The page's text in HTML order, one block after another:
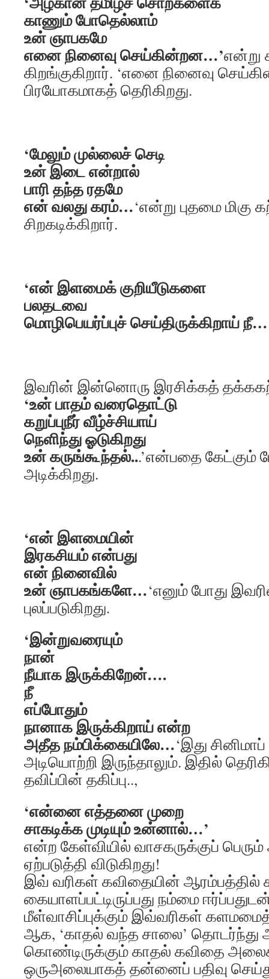
காணும் போதெல்லாம்
உன் ஞாபகமே
எனை நினைவு செய்கின்றன…’என்று
கிறங்குகிறார். ‘எனை நினைவு
பிரயோகமாகத் தெரிகிறது.
‘மேலும் முல்லைச் செடி
உன் இடை என்றால்
பாரி தந்த ரதமே
என் வலது கரம்…‘என்று புதமை மிகு
சிறகடிக்கிறார்.
‘என் இளமைக் குறியீடுகளை
பலதடவை
மொழிபெயர்ப்புச் செய்திருக்கிறாய் நீ…
இவரின் இன்னொரு இரசிக்கத்
‘உன் பாதம் வரைதொட்டு
கறுப்புநீர் வீழ்ச்சியாய்
நெளிந்து ஓடுகிறது
உன் கருங்கூந்தல்...’என்பதை கேட்கும்
அடிக்கிறது.
‘என் இளமையின்
இரகசியம் என்பது
என் நினைவில்
உன் ஞாபகங்களே…‘எனும் போது
புலப்படுகிறது.
‘இன்றுவரையும்
நான்
நீயாக இருக்கிறேன்….
நீ
எப்போதும்
நானாக இருக்கிறாய் என்ற
அதீத நம்பிக்கையிலே…‘இது
அடியொற்றி இருந்தாலும். இதில்
தவிப்பின் தகிப்பு..,
‘என்னை எத்தனை முறை
சாகடிக்க முடியும் உன்னால்…’
என்ற கேள்வியில் வாசகருக்குப்
ஏற்படுத்தி விடுகிறது!
இவ் வரிகள் கவிதையின் ஆரம்பத்தில்
கையாளப்பட்டிருப்பது நம்மை
மீள்வாசிப்புக்கும் இவ்வரிகள்
ஆக, ‘காதல் வந்த சாலை’ தொடர்ந்து
கொண்டிருக்கும் காதல் கவிதை
ஒருஅலையாகத் தன்னைப் பதிவு